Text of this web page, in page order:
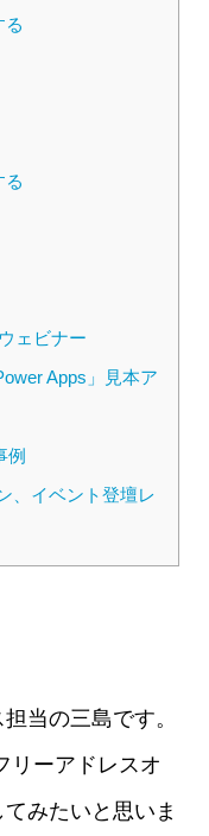
る
る
ェビナー
Apps」見本ア
例
、イベント登壇レ
当の三島です。
リーアドレスオ
みたいと思いま